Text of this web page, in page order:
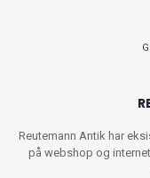
Reutemann Antik har
på webshop og